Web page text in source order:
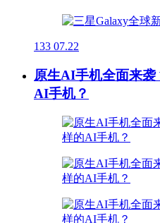
133 07.22
原生AI手机全面来
AI手机？